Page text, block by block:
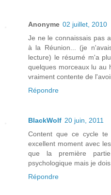
Anonyme 02 juillet, 2010
Je ne le connaissais pas
à la Réunion... (je
lecture) le résumé m'a
quelques morceaux lu au
vraiment contente de
Répondre
BlackWolf 20 juin, 2011
Content que ce cycle
excellent moment avec
que la première
psychologique mais je
Répondre